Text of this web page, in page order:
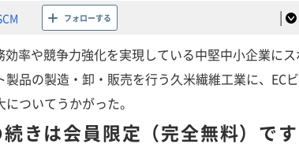
フォローする |
率や競争力強化を実現している中堅中小企業に
製品の製造・卸・販売を行う久米繊維工業に、EC
ついてうかがった。
続きは会員限定（完全無料）です